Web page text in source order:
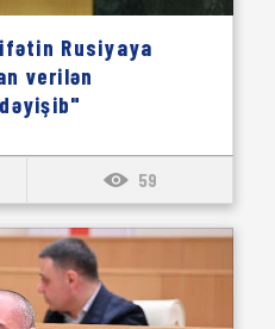
Rusiyaya
verilən
59